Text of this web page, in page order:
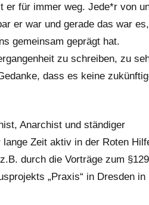
er für immer weg. Jede*r von
er war und gerade das war es,
gemeinsam geprägt hat.
zu schreiben, zu
dass es keine
Anarchist und ständiger
Zeit aktiv in der Roten
durch die Vorträge zum §129
„Praxis“ in Dresden in